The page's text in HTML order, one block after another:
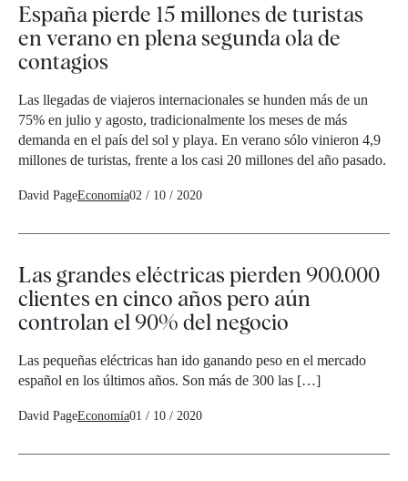
España pierde 15 millones de turistas
en verano en plena segunda ola de
contagios
Las llegadas de viajeros internacionales se hunden más de un
75% en julio y agosto, tradicionalmente los meses de más
demanda en el país del sol y playa. En verano sólo vinieron 4,9
millones de turistas, frente a los casi 20 millones del año pasado.
David PageEconomía02 / 10 / 2020
Las grandes eléctricas pierden 900.000
clientes en cinco años pero aún
controlan el 90% del negocio
Las pequeñas eléctricas han ido ganando peso en el mercado
español en los últimos años. Son más de 300 las […]
David PageEconomía01 / 10 / 2020